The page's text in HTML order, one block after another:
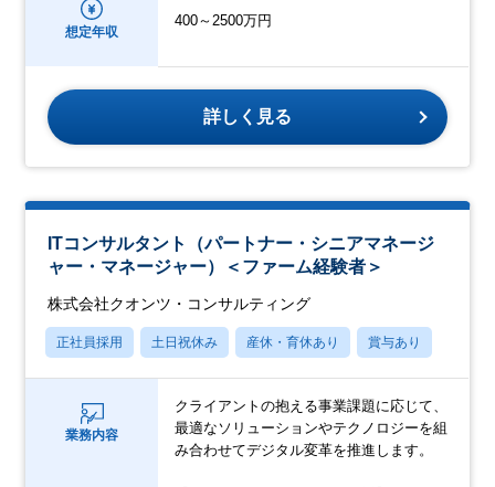
想定年収
400～2500万円
詳しく見る
ITコンサルタント（パートナー・シニアマネージ
ャー・マネージャー）＜ファーム経験者＞
株式会社クオンツ・コンサルティング
正社員採用 土日祝休み 産休・育休あり 賞与あり
業務内容
クライアントの抱える事業課題に応じて、
最適なソリューションやテクノロジーを組
み合わせてデジタル変革を推進します。